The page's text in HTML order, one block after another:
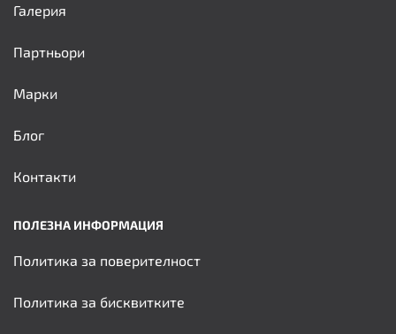
Галерия
Партньори
Марки
Блог
Контакти
ПОЛЕЗНА ИНФОРМАЦИЯ
Политика за поверителност
Политика за бисквитките